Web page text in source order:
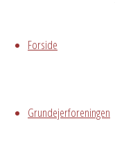
Forside
Grundejerforeningen